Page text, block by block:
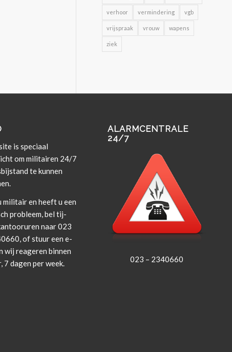
verhoor vermindering vgb
vrijspraak vrouw wapens
ziek
is spe­ci­aal
om militairen 24/7
te kun­nen
militair en heeft u een
prob­leem, bel tij­
naar 023
of stuur een e-
wij rea­geren bin­nen
7 dagen per week.
ALARMCENTRALE
24/7
023 – 2340660